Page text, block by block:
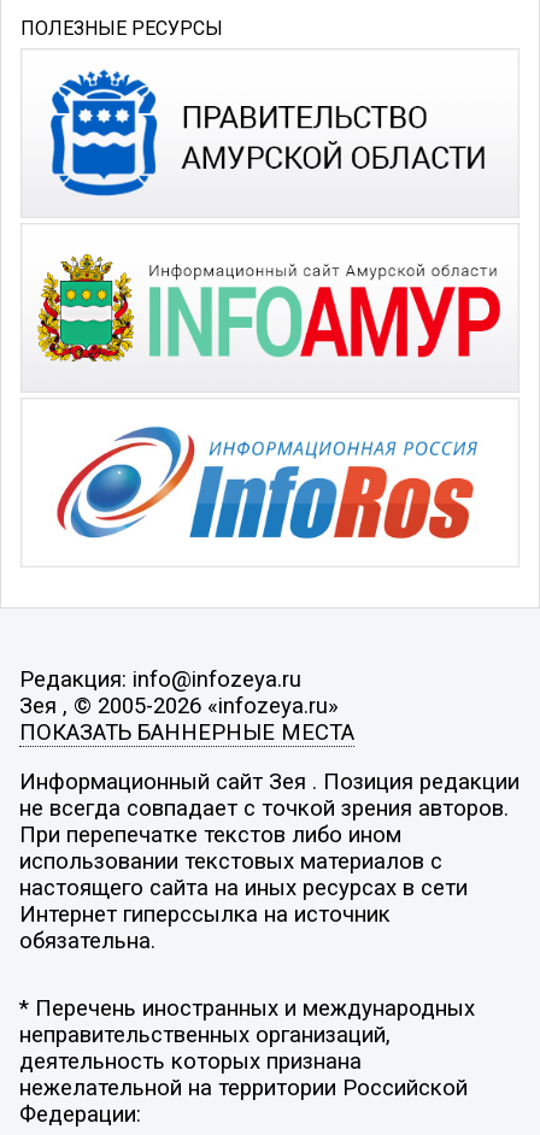
ПОЛЕЗНЫЕ РЕСУРСЫ
Редакция: info@infozeya.ru
Зея , © 2005-2026 «infozeya.ru»
ПОКАЗАТЬ БАННЕРНЫЕ МЕСТА
Информационный сайт Зея . Позиция редакции
не всегда совпадает с точкой зрения авторов.
При перепечатке текстов либо ином
использовании текстовых материалов с
настоящего сайта на иных ресурсах в сети
Интернет гиперссылка на источник
обязательна.
* Перечень иностранных и международных
неправительственных организаций,
деятельность которых признана
нежелательной на территории Российской
Федерации: